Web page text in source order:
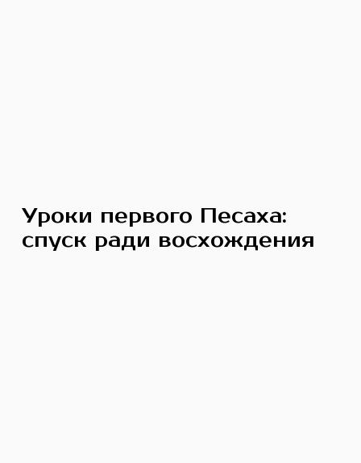
Уроки первого Песаха:
спуск ради восхождения